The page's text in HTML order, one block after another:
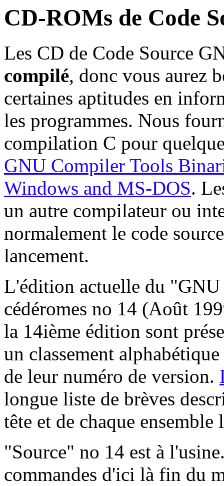
CD-ROMs de Code
Les CD de Code Source
compilé, donc vous aurez
certaines aptitudes en
les programmes. Nous
compilation C pour
GNU Compiler Tools
Windows and MS-DOS.
un autre compilateur ou
normalement le code
lancement.
L'édition actuelle du "GNU
cédéromes no 14 (Août
la 14ième édition sont
un classement
de leur numéro de version.
longue liste de brèves
tête et de chaque
"Source" no 14 est à
commandes d'ici là fin du